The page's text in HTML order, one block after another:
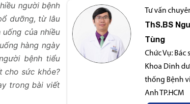
Tư vấn
ThS.BS
Tùng
Chức Vụ: Bác
Khoa Dinh
thống Bệnh
Anh TP.HCM
người bệnh
dưỡng, từ lâu
của nhiều
hàng ngày
bệnh tiểu
cho sức khỏe?
trong bài viết